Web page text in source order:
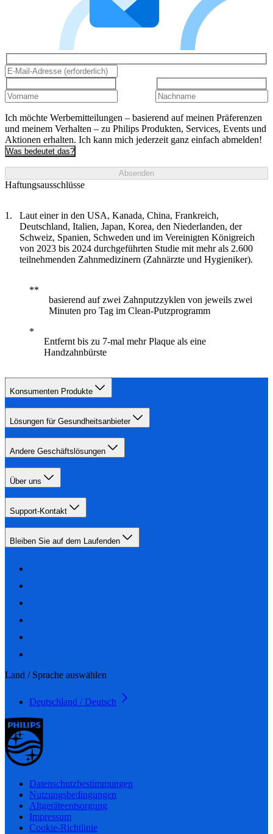
Ich möchte Werbemitteilungen – basierend auf meinen Präferenzen
und meinem Verhalten – zu Philips Produkten, Services, Events und
Aktionen erhalten. Ich kann mich jederzeit ganz einfach abmelden!
Was bedeutet das?
Absenden
Haftungsausschlüsse
Laut einer in den USA, Kanada, China, Frankreich,
Deutschland, Italien, Japan, Korea, den Niederlanden, der
Schweiz, Spanien, Schweden und im Vereinigten Königreich
von 2023 bis 2024 durchgeführten Studie mit mehr als 2.600
teilnehmenden Zahnmedizinern (Zahnärzte und Hygieniker).
basierend auf zwei Zahnputzzyklen von jeweils zwei
Minuten pro Tag im Clean-Putzprogramm
Entfernt bis zu 7-mal mehr Plaque als eine
Handzahnbürste
Konsumenten Produkte
Lösungen für Gesundheitsanbieter
Andere Geschäftslösungen
Über uns
Support-Kontakt
Bleiben Sie auf dem Laufenden
Land / Sprache auswählen
Deutschland / Deutsch
Datenschutzbestimmungen
Nutzungsbedingungen
Altgeräteentsorgung
Impressum
Cookie-Richtlinie